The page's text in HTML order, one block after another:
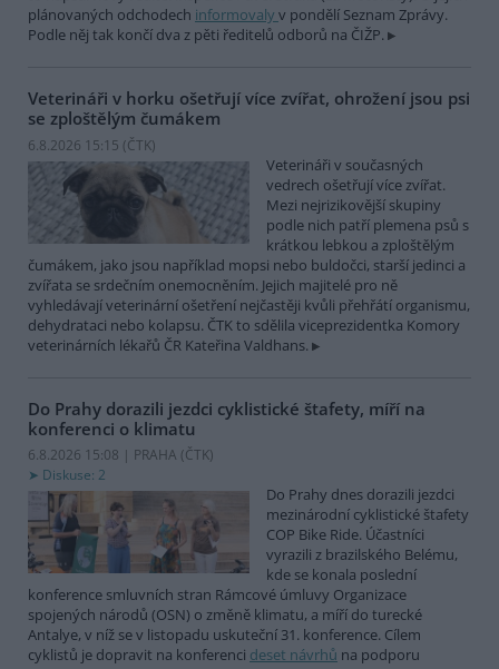
plánovaných odchodech informovaly v pondělí Seznam Zprávy.
Podle něj tak končí dva z pěti ředitelů odborů na ČIŽP.
Veterináři v horku ošetřují více zvířat, ohrožení jsou psi
se zploštělým čumákem
6.8.2026 15:15 (ČTK)
Veterináři v současných
vedrech ošetřují více zvířat.
Mezi nejrizikovější skupiny
podle nich patří plemena psů s
krátkou lebkou a zploštělým
čumákem, jako jsou například mopsi nebo buldočci, starší jedinci a
zvířata se srdečním onemocněním. Jejich majitelé pro ně
vyhledávají veterinární ošetření nejčastěji kvůli přehřátí organismu,
dehydrataci nebo kolapsu. ČTK to sdělila viceprezidentka Komory
veterinárních lékařů ČR Kateřina Valdhans.
Do Prahy dorazili jezdci cyklistické štafety, míří na
konferenci o klimatu
6.8.2026 15:08 | PRAHA (ČTK)
Diskuse: 2
Do Prahy dnes dorazili jezdci
mezinárodní cyklistické štafety
COP Bike Ride. Účastníci
vyrazili z brazilského Belému,
kde se konala poslední
konference smluvních stran Rámcové úmluvy Organizace
spojených národů (OSN) o změně klimatu, a míří do turecké
Antalye, v níž se v listopadu uskuteční 31. konference. Cílem
cyklistů je dopravit na konferenci deset návrhů na podporu